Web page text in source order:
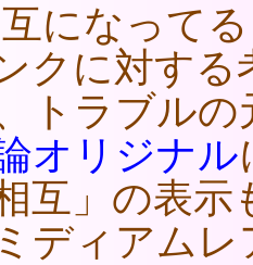
になって
クに対す
トラブル
オリジナル
互」の表
ディアム